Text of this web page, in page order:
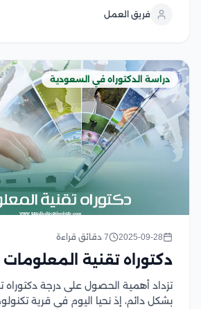
والتشريح، ويؤكد البرنامج أيضًا على
فريق العمل
دراسة الدكتوراه في السعودية
2025-09-28 7 دقائق قراءة
دكتوراه تقنية المعلومات
تزداد أهمية الحصول على درجة دكتوراه
بشكل دائم، إذ نحيا اليوم في قرية